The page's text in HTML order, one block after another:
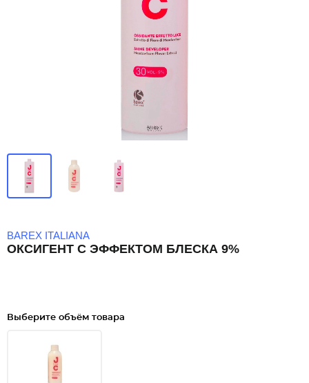
BAREX ITALIANA
ОКСИГЕНТ С ЭФФЕКТОМ БЛЕСКА 9%
Выберите объём товара